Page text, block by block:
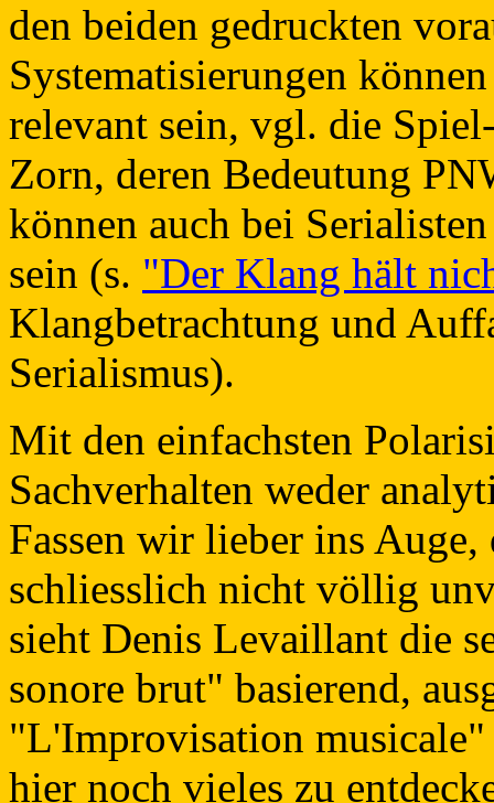
den beiden gedruckten
Systematisierungen
relevant sein, vgl. die
Zorn, deren Bedeutung
können auch bei
sein (s. "Der Klang hält
Klangbetrachtung und
Serialismus).
Mit den einfachsten
Sachverhalten weder
Fassen wir lieber ins Auge,
schliesslich nicht völlig
sieht Denis Levaillant die
sonore brut" basierend,
"L'Improvisation
hier noch vieles zu